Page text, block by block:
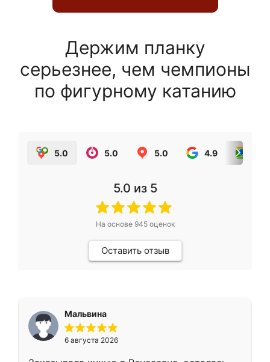
Держим планку
серьезнее, чем чемпионы
по фигурному катанию
5.0 5.0 5.0 4.9
5.0 из 5
На основе 945оценок
Оставить отзыв
Мальвина
6 августа 2026